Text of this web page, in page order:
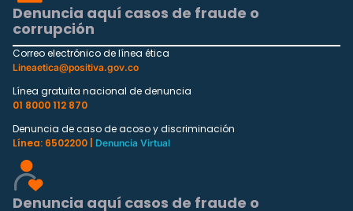
Denuncia aquí casos de fraude o
corrupción
Correo electrónico de línea ética
Lineaetica@positiva.gov.co
Línea gratuita nacional de denuncia
01 8000 112 870
Denuncia de caso de acoso y discriminación
Línea: 6502200 |
Denuncia Virtual
Denuncia aquí casos de fraude o